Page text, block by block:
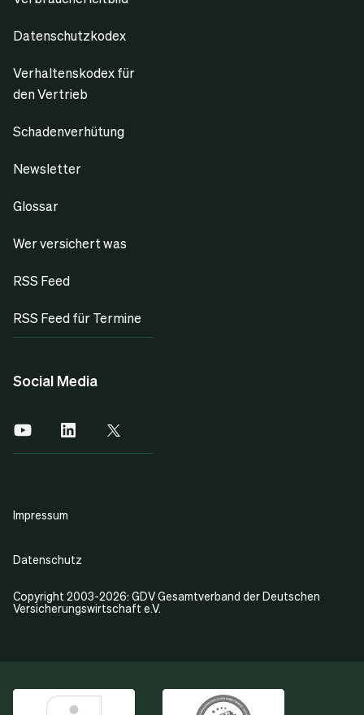
Datenschutzkodex
Verhaltenskodex für
den Vertrieb
Schadenverhütung
Newsletter
Glossar
Wer versichert was
RSS Feed
RSS Feed für Termine
Social Media
Copyright 2003-2026: GDV Gesamtverband der Deutschen
Versicherungswirtschaft e.V.
Impressum
Datenschutz